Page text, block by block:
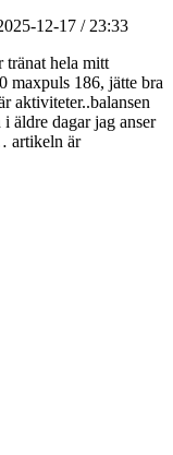
12-17 / 23:33
tränat hela mitt
maxpuls 186, jätte bra
aktiviteter..balansen
äldre dagar jag anser
artikeln är